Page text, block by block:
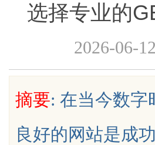
选择专业的
2026-06-12
摘要: 在当今数字
良好的网站是成发体